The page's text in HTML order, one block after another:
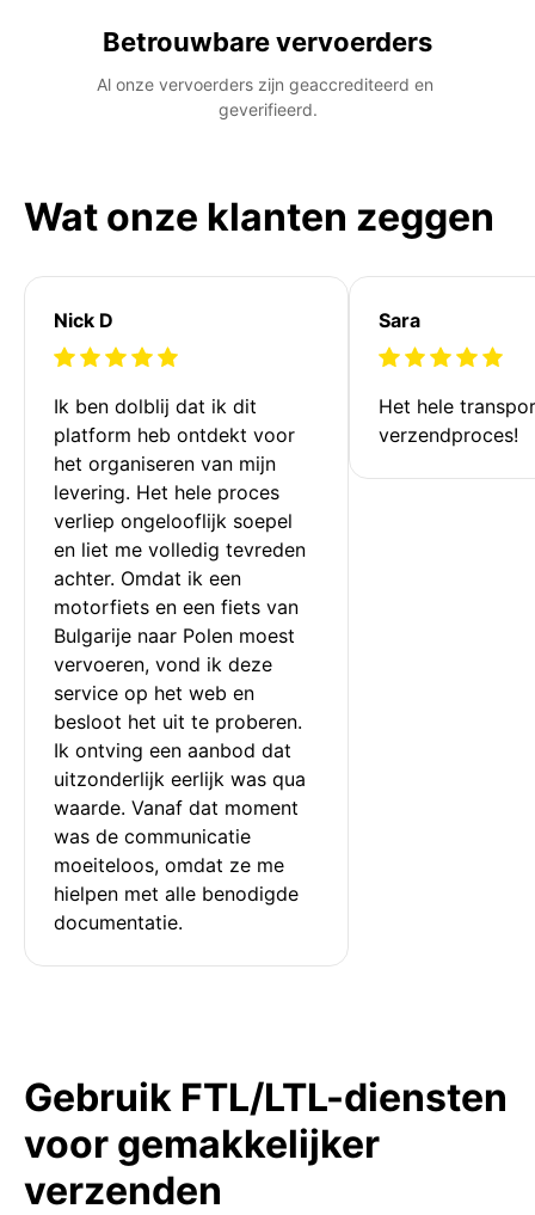
Betrouwbare vervoerders
Al onze vervoerders zijn geaccrediteerd en
geverifieerd.
Wat onze klanten zeggen
Nick D
Ik ben dolblij dat ik dit
platform heb ontdekt voor
het organiseren van mijn
levering. Het hele proces
verliep ongelooflijk soepel
en liet me volledig tevreden
achter. Omdat ik een
motorfiets en een fiets van
Bulgarije naar Polen moest
vervoeren, vond ik deze
service op het web en
besloot het uit te proberen.
Ik ontving een aanbod dat
uitzonderlijk eerlijk was qua
waarde. Vanaf dat moment
was de communicatie
moeiteloos, omdat ze me
hielpen met alle benodigde
documentatie.
Sara
Het hele
verzendproces!
Gebruik FTL/LTL-diensten
voor gemakkelijker
verzenden